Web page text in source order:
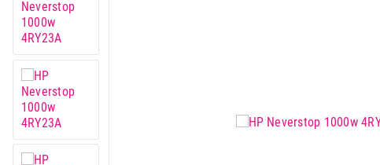
TV, audio, video i foto
IT & Gaming
Mali kućni aparati
Mali kuhinjski aparati